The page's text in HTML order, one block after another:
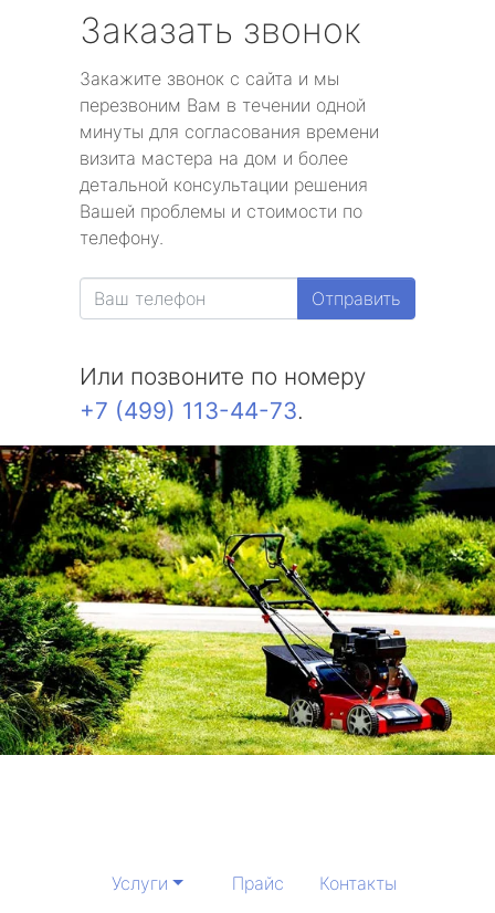
Заказать звонок
Закажите звонок с сайта и мы
перезвоним Вам в течении одной
минуты для согласования времени
визита мастера на дом и более
детальной консультации решения
Вашей проблемы и стоимости по
телефону.
Отправить
Или позвоните по номеру
+7 (499) 113-44-73.
Услуги Прайс Контакты